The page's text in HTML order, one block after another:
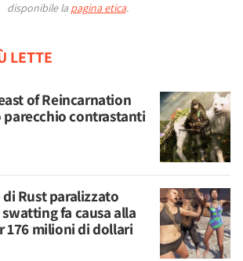
disponibile la pagina etica.
LETTE
of Reincarnation
parecchio contrastanti
Rust paralizzato
fa causa alla
176 milioni di dollari